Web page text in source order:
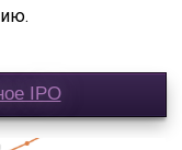
IPO